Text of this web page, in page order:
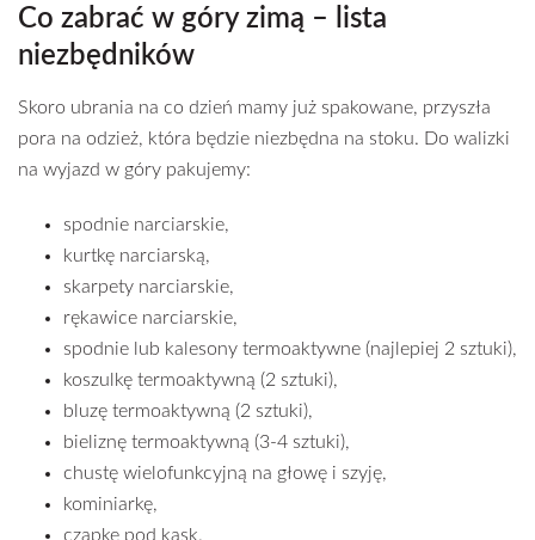
Co zabrać w góry zimą – lista
niezbędników
Skoro ubrania na co dzień mamy już spakowane, przyszła
pora na odzież, która będzie niezbędna na stoku. Do walizki
na wyjazd w góry pakujemy:
spodnie narciarskie,
kurtkę narciarską,
skarpety narciarskie,
rękawice narciarskie,
spodnie lub kalesony termoaktywne (najlepiej 2 sztuki),
koszulkę termoaktywną (2 sztuki),
bluzę termoaktywną (2 sztuki),
bieliznę termoaktywną (3-4 sztuki),
chustę wielofunkcyjną na głowę i szyję,
kominiarkę,
czapkę pod kask.